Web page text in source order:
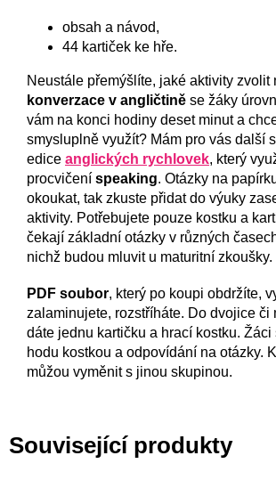
obsah a návod,
44 kartiček ke hře.
Neustále přemýšlíte, jaké aktivity zvolit
konverzace v angličtině se žáky
vám na konci hodiny deset minut a
smysluplně využít? Mám pro vás další
edice anglických rychlovek, který
procvičení speaking. Otázky na
okoukat, tak zkuste přidat do výuky
aktivity. Potřebujete pouze kostku a
čekají základní otázky v různých
nichž budou mluvit u maturitní zkoušky.
PDF soubor, který po koupi obdržíte,
zalaminujete, rozstříháte. Do dvojice či
dáte jednu kartičku a hrací kostku. Žáci
hodu kostkou a odpovídání na otázky.
můžou vyměnit s jinou skupinou.
Související produkty